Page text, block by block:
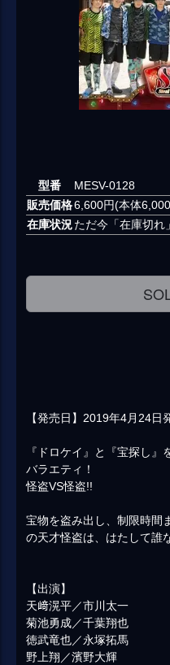
型番
MESV-0128
販売価格6,600円(本体
在庫状況ただ今「在庫切れ
【発売日】2019年4月24日
『ドロケイ』と『宝探し
バラエティ！
怪盗VS怪盗!!
宝物を盗み出し、制限時間
の天才怪盗は、はたして
【出演】
天﨑滉平／市川太一
菊池勇成／千葉翔也
徳武竜也／永塚拓馬
野上翔／濱野大輝